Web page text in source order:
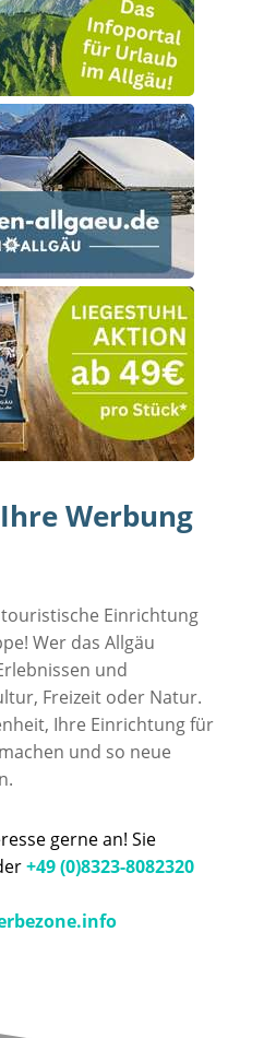
Werbung
Einrichtung
Wer das Allgäu
und
Freizeit oder Natur.
Ihre Einrichtung für
und so neue
gerne an! Sie
+49 (0)8323-8082320